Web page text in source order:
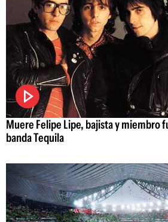
Muere Felipe Lipe, bajista y miembro
banda Tequila